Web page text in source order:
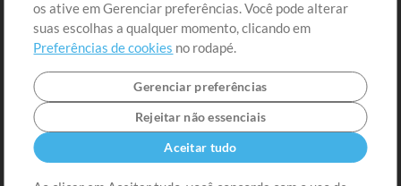
Envie seu conteúdo
Playlist
MT Conference
os ative em Gerenciar preferências. Você pode alterar
suas escolhas a qualquer momento, clicando em
Preferências de cookies no rodapé.
Gerenciar preferências
Rejeitar não essenciais
Aceitar tudo